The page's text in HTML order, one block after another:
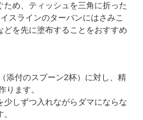
ため、ティッシュを三角に折った
スラインのターバンにはさみこ
どを先に塗布することをおすすめ
添付のスプーン2杯）に対し、精
ります。
少しずつ入れながらダマにならな